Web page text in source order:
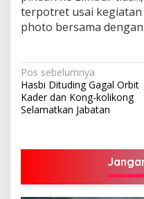
terpotret usai kegiatan
photo bersama
Navigasi
pos
Pos sebelumnya
Hasbi Dituding Gagal Orbit
Kader dan Kong-kolikong
Selamatkan Jabatan